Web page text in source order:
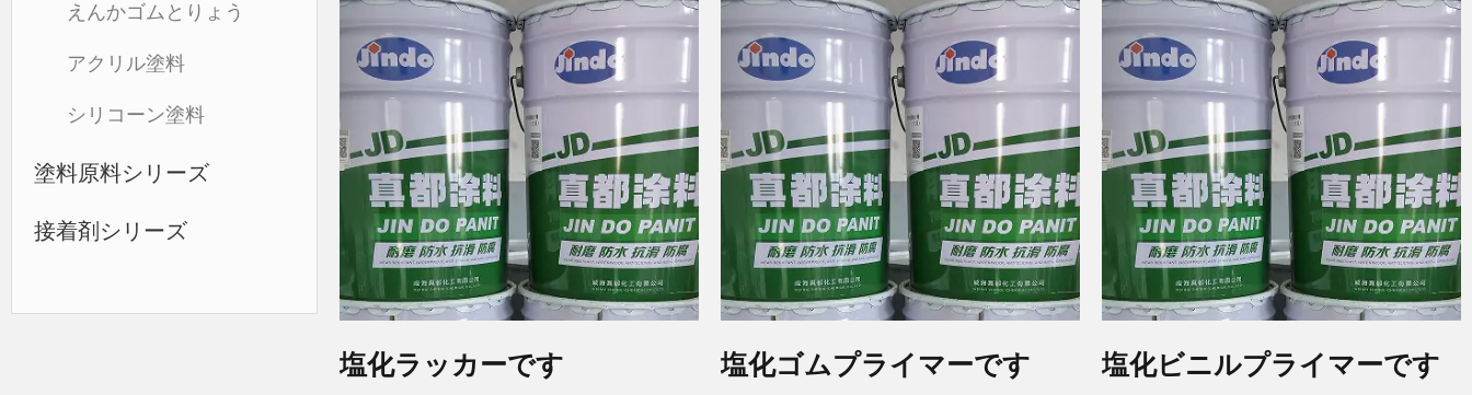
えんかゴムとりょう
アクリル塗料
シリコーン塗料
塗料原料シリーズ
接着剤シリーズ
塩化ラッカーです 塩化ゴムプライマーです 塩化ビニルプライマーです